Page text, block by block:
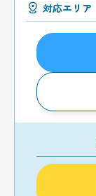
対応エリア